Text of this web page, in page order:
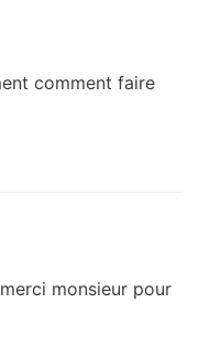
comment faire
monsieur pour